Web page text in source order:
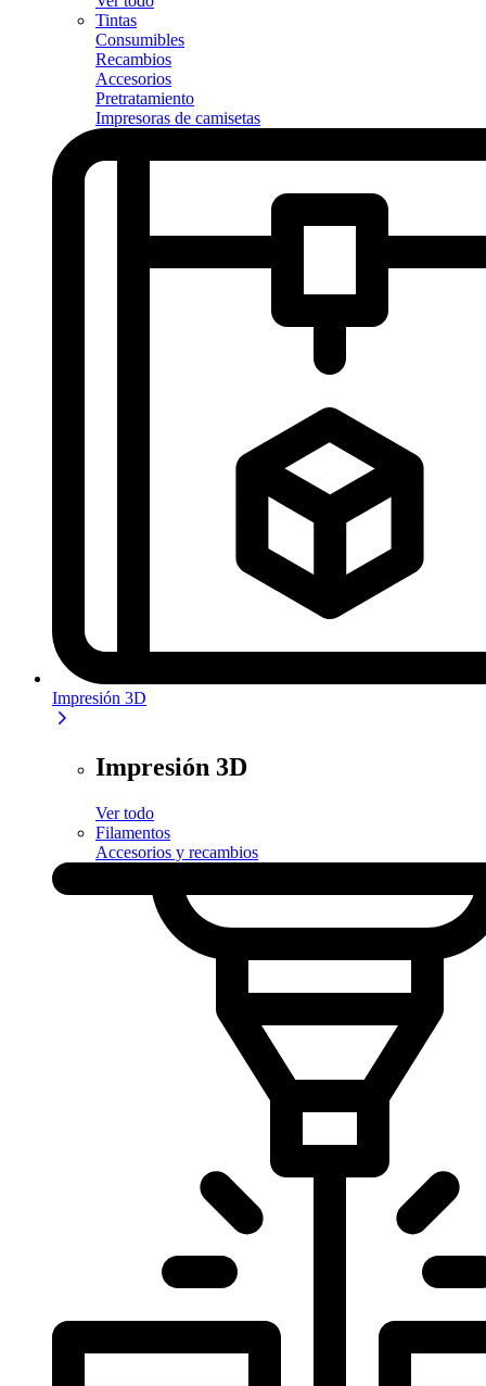
Tintas
Consumibles
Recambios
Accesorios
Pretratamiento
Impresoras de camisetas
Impresión 3D
Impresión 3D
Ver todo
Filamentos
Accesorios y recambios